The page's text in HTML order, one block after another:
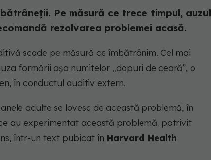
Pe măsură ce trece timpul, auzul
rezolvarea problemei acasă.
scade pe măsură ce îmbătrânim. Cel mai
formării așa numitelor „dopuri de ceară”, o
în conductul auditiv extern.
adulte se lovesc de această problemă, în
au experimentat această problemă, potrivit
într-un text pubicat în Harvard Health